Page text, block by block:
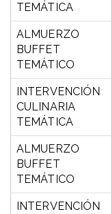
TEMÁTICA
ALMUERZO
BUFFET
TEMÁTICO
INTERVENCIÓN
CULINARIA
TEMÁTICA
ALMUERZO
BUFFET
TEMÁTICO
INTERVENCIÓN